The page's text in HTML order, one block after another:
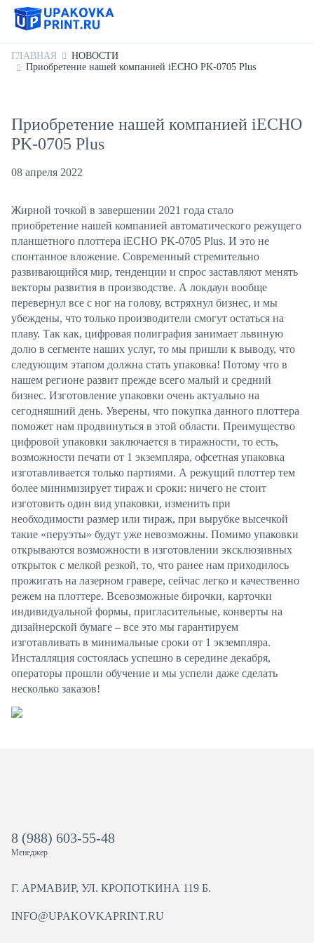
ГЛАВНАЯ
НОВОСТИ
Приобретение нашей компанией iECHO PK-0705 Plus
Приобретение нашей компанией iECHO
PK-0705 Plus
08 апреля 2022
Жирной точкой в завершении 2021 года стало
приобретение нашей компанией автоматического режущего
планшетного плоттера iECHO PK-0705 Plus. И это не
спонтанное вложение. Современный стремительно
развивающийся мир, тенденции и спрос заставляют менять
векторы развития в производстве. А локдаун вообще
перевернул все с ног на голову, встряхнул бизнес, и мы
убеждены, что только производители смогут остаться на
плаву. Так как, цифровая полиграфия занимает львиную
долю в сегменте наших услуг, то мы пришли к выводу, что
следующим этапом должна стать упаковка! Потому что в
нашем регионе развит прежде всего малый и средний
бизнес. Изготовление упаковки очень актуально на
сегодняшний день. Уверены, что покупка данного плоттера
поможет нам продвинуться в этой области. Преимущество
цифровой упаковки заключается в тиражности, то есть,
возможности печати от 1 экземпляра, офсетная упаковка
изготавливается только партиями. А режущий плоттер тем
более минимизирует тираж и сроки: ничего не стоит
изготовить один вид упаковки, изменить при
необходимости размер или тираж, при вырубке высечкой
такие «перуэты» будут уже невозможны. Помимо упаковки
открываются возможности в изготовлении эксклюзивных
открыток с мелкой резкой, то, что ранее нам приходилось
прожигать на лазерном гравере, сейчас легко и качественно
режем на плоттере. Всевозможные бирочки, карточки
индивидуальной формы, пригласительные, конверты на
дизайнерской бумаге – все это мы гарантируем
изготавливать в минимальные сроки от 1 экземпляра.
Инсталляция состоялась успешно в середине декабря,
операторы прошли обучение и мы успели даже сделать
несколько заказов!
8 (988) 603-55-48
Менеджер
Г. АРМАВИР, УЛ. КРОПОТКИНА 119 Б.
INFO@UPAKOVKAPRINT.RU